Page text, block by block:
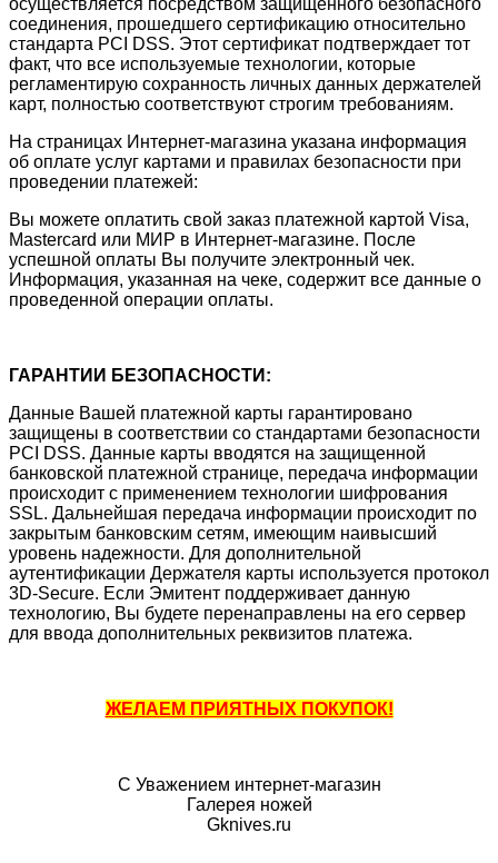
соединения, прошедшего сертификацию относительно
стандарта PCI DSS. Этот сертификат подтверждает тот
факт, что все используемые технологии, которые
регламентирую сохранность личных данных держателей
карт, полностью соответствуют строгим требованиям.
На страницах Интернет-магазина указана информация
об оплате услуг картами и правилах безопасности при
проведении платежей:
Вы можете оплатить свой заказ платежной картой Visa,
Mastercard или МИР в Интернет-магазине. После
успешной оплаты Вы получите электронный чек.
Информация, указанная на чеке, содержит все данные о
проведенной операции оплаты.
ГАРАНТИИ БЕЗОПАСНОСТИ:
Данные Вашей платежной карты гарантировано
защищены в соответствии со стандартами безопасности
PCI DSS. Данные карты вводятся на защищенной
банковской платежной странице, передача информации
происходит с применением технологии шифрования
SSL. Дальнейшая передача информации происходит по
закрытым банковским сетям, имеющим наивысший
уровень надежности. Для дополнительной
аутентификации Держателя карты используется протокол
3D-Secure. Если Эмитент поддерживает данную
технологию, Вы будете перенаправлены на его сервер
для ввода дополнительных реквизитов платежа.
ЖЕЛАЕМ ПРИЯТНЫХ ПОКУПОК!
С Уважением интернет-магазин
Галерея ножей
Gknives.ru